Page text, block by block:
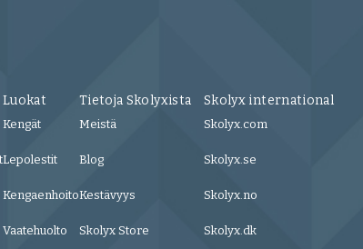
Luokat
Kengät
Lepolestit
Kengaenhoito
Vaatehuolto
Tietoja Skolyxista
Meistä
Blog
Kestävyys
Skolyx Store
Skolyx international
Skolyx.com
Skolyx.se
Skolyx.no
Skolyx.dk